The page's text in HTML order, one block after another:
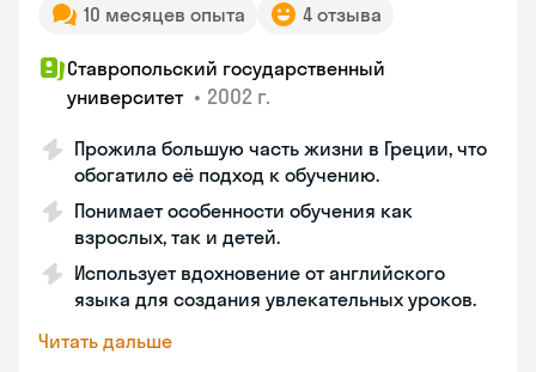
10 месяцев опыта
4 отзыва
Ставропольский государственный
университет • 2002 г.
Прожила большую часть жизни в Греции, что
обогатило её подход к обучению.
Понимает особенности обучения как
взрослых, так и детей.
Использует вдохновение от английского
языка для создания увлекательных уроков.
Читать дальше